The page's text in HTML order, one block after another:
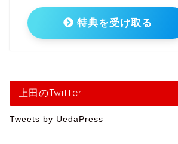
特典を受け取る
上田のTwitter
Tweets by UedaPress